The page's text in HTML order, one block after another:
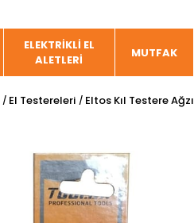
ELEKTRİKLİ EL
ALETLERİ
MUTFAK
El Testereleri Eltos Kıl Testere Ağzı